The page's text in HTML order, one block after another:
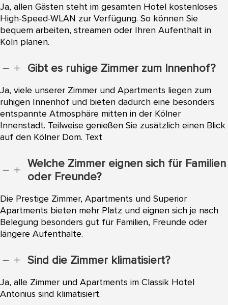
Ja, allen Gästen steht im gesamten Hotel kostenloses
High-Speed-WLAN zur Verfügung. So können Sie
bequem arbeiten, streamen oder Ihren Aufenthalt in
Köln planen.
K L Gibt es ruhige Zimmer zum Innenhof?
Ja, viele unserer Zimmer und Apartments liegen zum
ruhigen Innenhof und bieten dadurch eine besonders
entspannte Atmosphäre mitten in der Kölner
Innenstadt. Teilweise genießen Sie zusätzlich einen Blick
auf den Kölner Dom. Text
K L
Welche Zimmer eignen sich für Familien
oder Freunde?
Die Prestige Zimmer, Apartments und Superior
Apartments bieten mehr Platz und eignen sich je nach
Belegung besonders gut für Familien, Freunde oder
längere Aufenthalte.
K L Sind die Zimmer klimatisiert?
Ja, alle Zimmer und Apartments im Classik Hotel
Antonius sind klimatisiert.